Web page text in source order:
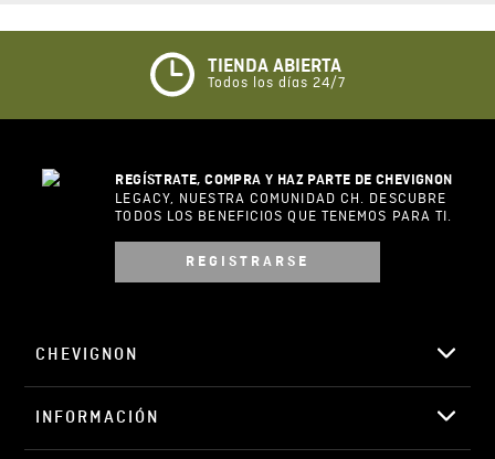
Califique el producto de 1 a 5 estrellas
★☆ ☆
Su nombre
Correo electrónico
ENVIAR COMENTARIO
TIENDA ABIERTA
Todos los días 24/7
REGÍSTRATE, COMPRA Y HAZ PARTE DE CHEVIGNON
LEGACY, NUESTRA COMUNIDAD CH. DESCUBRE
TODOS LOS BENEFICIOS QUE TENEMOS PARA TI.
REGISTRARSE
CHEVIGNON
INFORMACIÓN